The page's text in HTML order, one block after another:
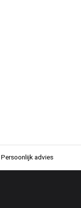
Persoonlijk advies